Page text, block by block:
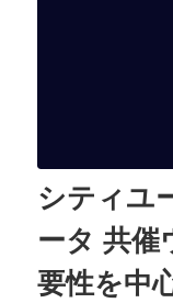
シティユ
ータ 共催
要性を中